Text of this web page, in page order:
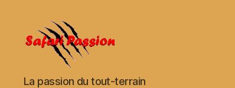
Safari
La passion du tout-terrain